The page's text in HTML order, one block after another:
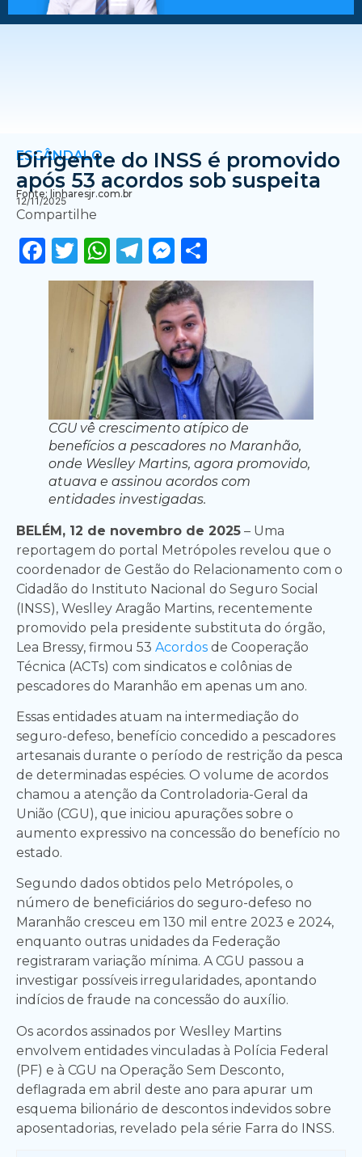
ESCÂNDALO
Dirigente do INSS é promovido
após 53 acordos sob suspeita
Fonte: linharesjr.com.br
12/11/2025
Compartilhe
Facebook
Twitter
WhatsApp
Telegram
Messenger
CGU vê crescimento atípico de
benefícios a pescadores no Maranhão,
onde Weslley Martins, agora promovido,
atuava e assinou acordos com
entidades investigadas.
BELÉM, 12 de novembro de 2025 – Uma
reportagem do portal Metrópoles revelou que o
coordenador de Gestão do Relacionamento com o
Cidadão do Instituto Nacional do Seguro Social
(INSS), Weslley Aragão Martins, recentemente
promovido pela presidente substituta do órgão,
Lea Bressy, firmou 53 Acordos de Cooperação
Técnica (ACTs) com sindicatos e colônias de
pescadores do Maranhão em apenas um ano.
Essas entidades atuam na intermediação do
seguro-defeso, benefício concedido a pescadores
artesanais durante o período de restrição da pesca
de determinadas espécies. O volume de acordos
chamou a atenção da Controladoria-Geral da
União (CGU), que iniciou apurações sobre o
aumento expressivo na concessão do benefício no
estado.
Segundo dados obtidos pelo Metrópoles, o
número de beneficiários do seguro-defeso no
Maranhão cresceu em 130 mil entre 2023 e 2024,
enquanto outras unidades da Federação
registraram variação mínima. A CGU passou a
investigar possíveis irregularidades, apontando
indícios de fraude na concessão do auxílio.
Os acordos assinados por Weslley Martins
envolvem entidades vinculadas à Polícia Federal
(PF) e à CGU na Operação Sem Desconto,
deflagrada em abril deste ano para apurar um
esquema bilionário de descontos indevidos sobre
aposentadorias, revelado pela série Farra do INSS.